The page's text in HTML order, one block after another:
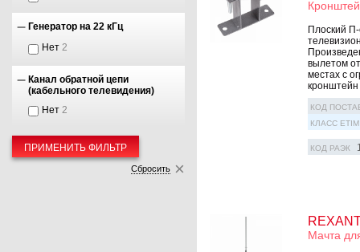
Генератор на 22 кГц
Нет 2
Канал обратной цепи
(кабельного телевидения)
Нет 2
ПРИМЕНИТЬ ФИЛЬТР
Сбросить
Плоский
вылетом
местаx с
кронштейн
КОД
КЛАСС ETIM
КОД РАЭК
Мачта